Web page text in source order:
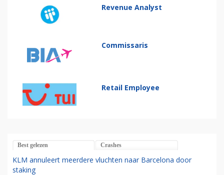
Revenue Analyst
Commissaris
Retail Employee
Best gelezen Crashes
KLM annuleert meerdere vluchten naar Barcelona door
staking